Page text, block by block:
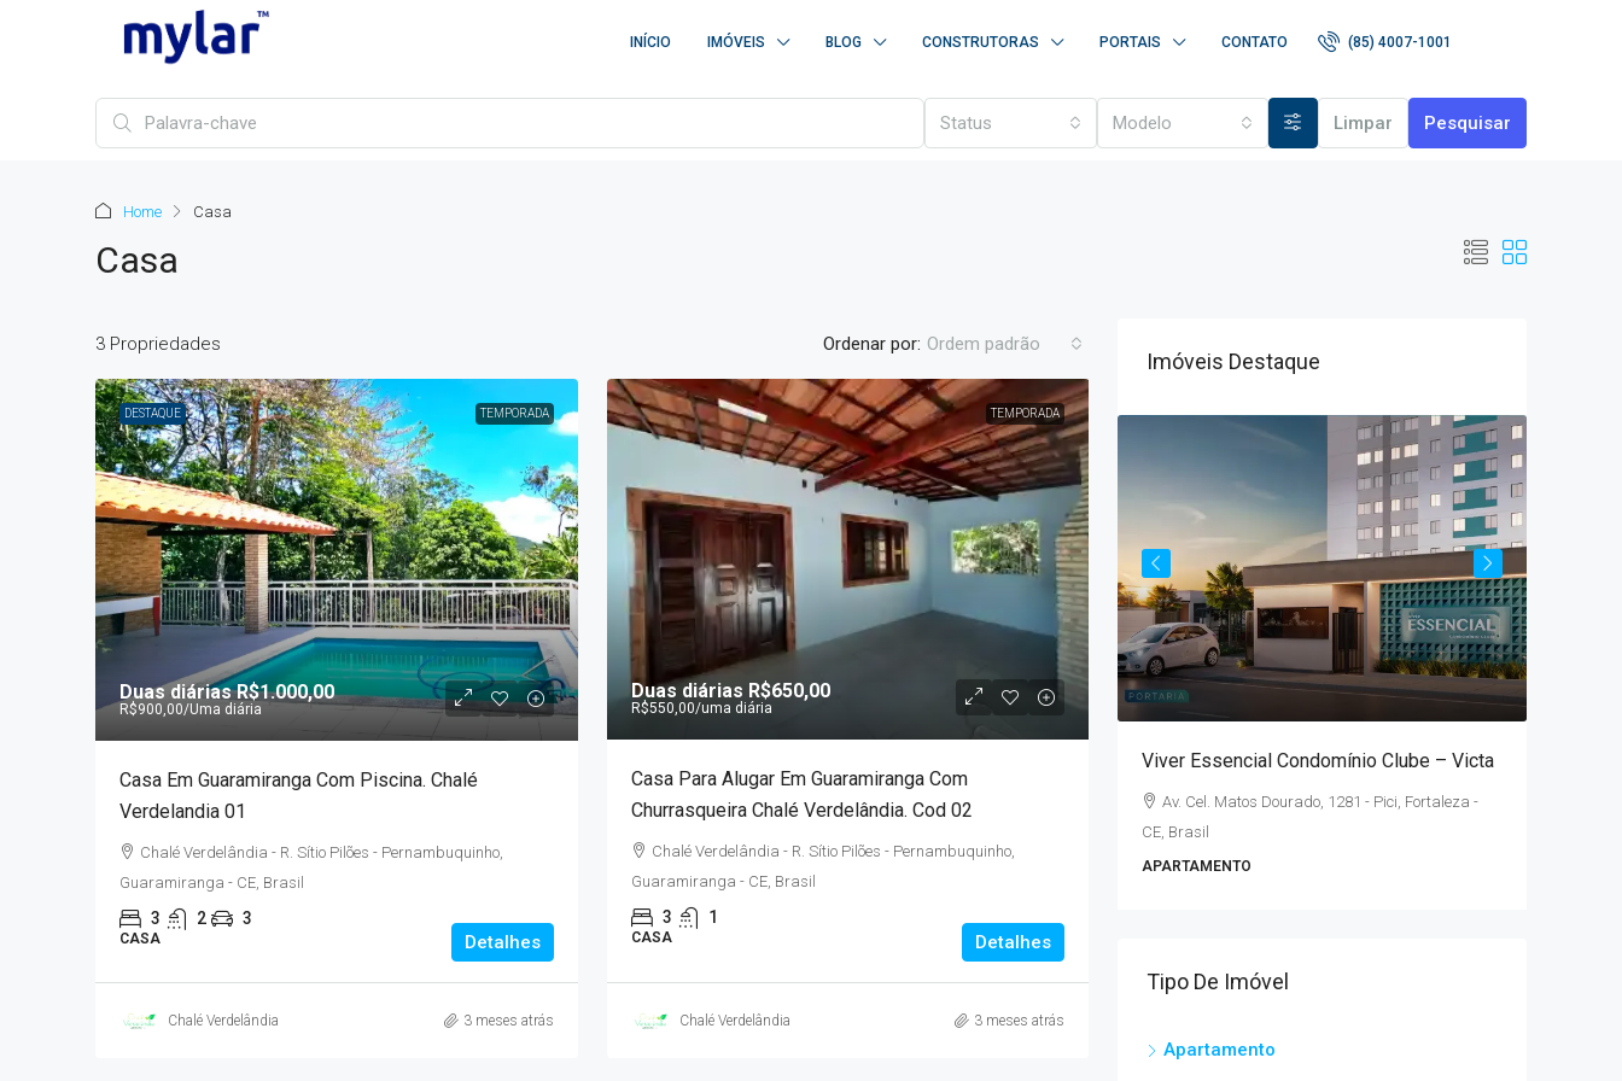
INÍCIO IMÓVEIS BLOG CONSTRUTORAS PORTAIS CONTATO (85) 4007-1001
Status Modelo Limpar Pesquisar
Home Casa
Casa
3 Propriedades Ordenar por: Ordem padrão
DESTAQUE TEMPORADA
Duas diáriasR$1.000,00
R$900,00/Uma diária
Casa Em Guaramiranga Com Piscina. Chalé
Verdelandia 01
Chalé Verdelândia - R. Sítio Pilões - Pernambuquinho,
Guaramiranga - CE, Brasil
3 2 3
CASA Detalhes
Chalé Verdelândia 3 meses atrás
TEMPORADA
Duas diárias R$650,00
R$550,00/uma diária
Casa Para Alugar Em Guaramiranga Com
Churrasqueira Chalé Verdelândia. Cod 02
Chalé Verdelândia - R. Sítio Pilões - Pernambuquinho,
Guaramiranga - CE, Brasil
3 1
CASA Detalhes
Chalé Verdelândia 3 meses atrás
Imóveis Destaque
A partir deR$377.936,39/*
Fortaleza Próximos Ao RioMar Kennedy
Monte Castelo, Fortaleza - CE, Brasil
Duas diárias
R$900,00/Uma diária
Verdelandia 01
Pernambuquinho, Guaramiranga - CE, Brasil
Viver Essencial Condomínio Clube – Victa
Av. Cel. Matos Dourado, 1281 - Pici, Fortaleza -
CE, Brasil
APARTAMENTO
Tipo De Imóvel
Apartamento